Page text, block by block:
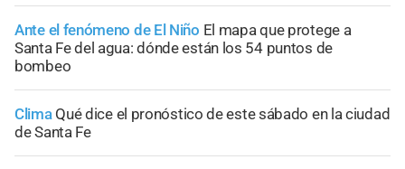
Ante el fenómeno de El Niño El mapa que protege a
Santa Fe del agua: dónde están los 54 puntos de
bombeo
Clima Qué dice el pronóstico de este sábado en la ciudad
de Santa Fe